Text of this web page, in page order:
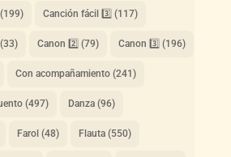
(199) Canción fácil 3️⃣ (117)
(33) Canon 2️⃣ (79) Canon 3️⃣ (196)
Con acompañamiento(241)
(497) Danza(96)
Farol (48) Flauta(550)